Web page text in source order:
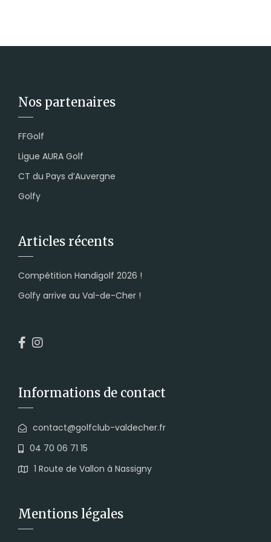
Nos partenaires
FFGolf
Ligue AURA Golf
CT du Pays d’Auvergne
Golfy
Articles récents
Compétition Handigolf 2026 !
Golfy arrive au Val-de-Cher !
Informations de contact
contact@golfclub-valdecher.fr
04 70 06 71 15
1 Route de Vallon à Nassigny
Mentions légales